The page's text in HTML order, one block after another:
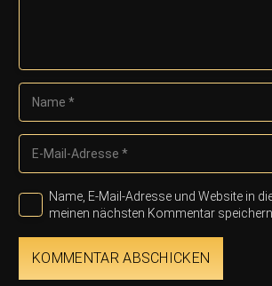
Name, E-Mail-Adresse und Website in
meinen nächsten Kommentar speichern.
KOMMENTAR ABSCHICKEN